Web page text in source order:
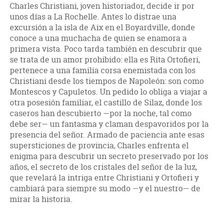
Charles Christiani, joven historiador, decide ir por
unos días a La Rochelle. Antes lo distrae una
excursión a la isla de Aix en el Boyardville, donde
conoce a una muchacha de quien se enamora a
primera vista. Poco tarda también en descubrir que
se trata de un amor prohibido: ella es Rita Ortofieri,
pertenece a una familia corsa enemistada con los
Christiani desde los tiempos de Napoleón: son como
Montescos y Capuletos. Un pedido lo obliga a viajar a
otra posesión familiar, el castillo de Silaz, donde los
caseros han descubierto —por la noche, tal como
debe ser— un fantasma y claman despavoridos por la
presencia del señor. Armado de paciencia ante esas
supersticiones de provincia, Charles enfrenta el
enigma para descubrir un secreto preservado por los
años, el secreto de los cristales del señor de la luz,
que revelará la intriga entre Christiani y Ortofieri y
cambiará para siempre su modo —y el nuestro— de
mirar la historia.